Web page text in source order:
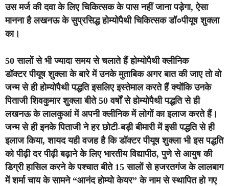
उस मर्ज की दवा के लिए चिकित्सक के पास नहीं जाना पड़ेगा,ऐसा
मानना है लखनऊ के सुप्रसिद्ध होम्योपैथी चिकित्सक डॉ०पीयूष शुक्ला
का।
50 सालों से भी ज्यादा समय से चलाते हैं होम्योपैथी क्लीनिक
डॉक्टर पीयूष शुक्ला के बारे में उनके मुताबिक अगर बात की जाए तो वो
जन्म से ही होम्योपैथी पद्धति इसलिए इस्तेमाल करते हैं क्योंकि उनके
पिताजी शिवकुमार शुक्ला बीते 50 वर्षों से होम्योपैथी पद्धति से ही
लखनऊ के लालकुआं में अपनी क्लीनिक में लोगों का इलाज करते हैं।
जन्म से ही इनके पिताजी ने हर छोटी-बड़ी बीमारी में इसी पद्धति से ही
इलाज किया, शायद यही वजह है कि डॉक्टर पीयूष शुक्ला भी इस पद्धति
को पीढ़ी दर पीढ़ी बढ़ाने के लिए भारतीय विद्यापीठ, पुणे से आयुष की
डिग्री हासिल करने के पश्चात बीते 15 सालों से हजरतगंज के लालबाग
में शर्मा चाय के सामने “आनंद होम्यो केयर” के नाम से स्थापित हो गए